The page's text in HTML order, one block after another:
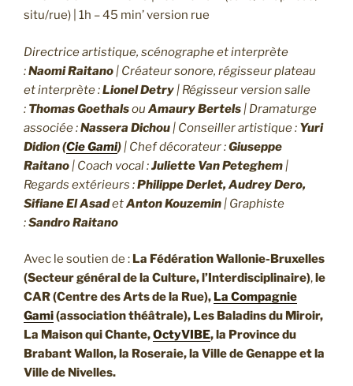
situ/rue) | 1h – 45 min’ version rue
Directrice artistique, scénographe et interprète
:Naomi Raitano | Créateur sonore, régisseur plateau
et interprète :Lionel Detry | Régisseur version salle
: Thomas Goethalsou Amaury Bertels | Dramaturge
associée :Nassera Dichou | Conseiller artistique : Yuri
Didion (Cie Gami) | Chef décorateur :Giuseppe
Raitano | Coach vocal :Juliette Van Peteghem |
Regards extérieurs :Philippe Derlet, Audrey Dero,
Sifiane El AsadetAnton Kouzemin | Graphiste
:Sandro Raitano
Avec le soutien de : La Fédération Wallonie-Bruxelles
(Secteur général de la Culture, l’Interdisciplinaire), le
CAR (Centre des Arts de la Rue), La Compagnie
Gami(association théâtrale), Les Baladins du Miroir,
La Maison qui Chante,OctyVIBE, la Province du
Brabant Wallon, la Roseraie, la Ville de Genappe et la
Ville de Nivelles.